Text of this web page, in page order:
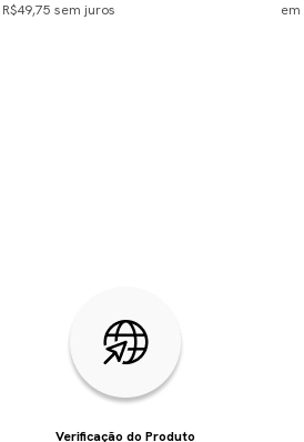
R$49,75 sem juros em
Verificação do Produto